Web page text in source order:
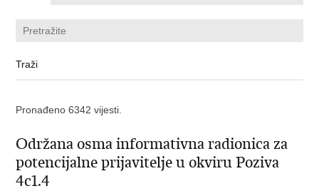
Pronađeno 6342 vijesti.
Održana osma informativna radionica za
potencijalne prijavitelje u okviru Poziva
4c1.4